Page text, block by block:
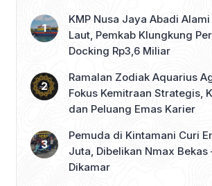
KMP Nusa Jaya Abadi
Laut, Pemkab Klungkung
Docking Rp3,6 Miliar
Ramalan Zodiak Aquarius
Fokus Kemitraan Strategis,
dan Peluang Emas Karier
Pemuda di Kintamani Curi
Juta, Dibelikan Nmax Bekas
Dikamar